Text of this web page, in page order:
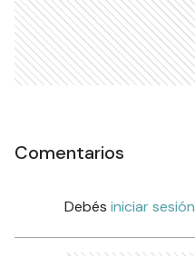
Comentarios
Debés iniciar sesión